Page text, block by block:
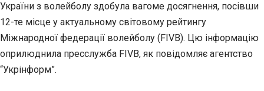
України з волейболу здобула вагоме досягнення, посівши
12-те місце у актуальному світовому рейтингу
Міжнародної федерації волейболу (FIVB). Цю інформацію
оприлюднила пресслужба FIVB, як повідомляє агентство
“Укрінформ”.